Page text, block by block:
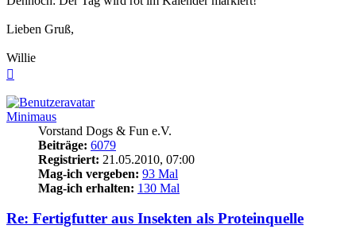
Lieben Gruß,
Willie
Minimaus
Vorstand Dogs & Fun e.V.
Beiträge: 6079
Registriert: 21.05.2010, 07:00
Mag-ich vergeben: 93 Mal
Mag-ich erhalten: 130 Mal
Re: Fertigfutter aus Insekten als Proteinquelle